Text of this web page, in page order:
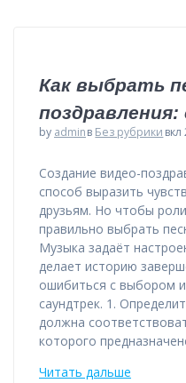
Как выбрать
by adminв Без рубрики вкл
Создание видео-
способ выразить
друзьям. Но чтобы
правильно выбрать
Музыка задаёт
делает историю
ошибиться с выбором
саундтрек. 1.
должна
которого
Читать дальше